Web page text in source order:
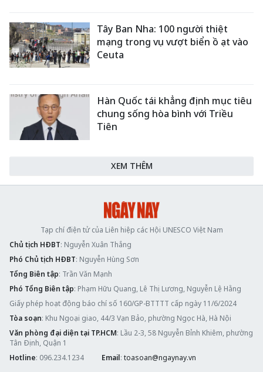
Tây Ban Nha: 100 người thiệt
mạng trong vụ vượt biển ồ ạt vào
Ceuta
Hàn Quốc tái khẳng định mục tiêu
chung sống hòa bình với Triều
Tiên
XEM THÊM
Tạp chí điện tử của Liên hiệp các Hội UNESCO Việt Nam
Chủ tịch HĐBT: Nguyễn Xuân Thắng
Phó Chủ tịch HĐBT: Nguyễn Hùng Sơn
Tổng Biên tập: Trần Văn Mạnh
Phó Tổng Biên tập: Phạm Hữu Quang, Lê Thị Lương, Nguyễn Lệ Hằng
Giấy phép hoạt động báo chí số 160/GP-BTTTT cấp ngày 11/6/2024
Tòa soạn: Khu Ngoại giao, 44/3 Vạn Bảo, phường Ngọc Hà, Hà Nội
Văn phòng đại diện tại TP.HCM: Lầu 2-3, 58 Nguyễn Bỉnh Khiêm, phường
Tân Định, Quận 1
Hotline: 096.234.1234 Email: toasoan@ngaynay.vn